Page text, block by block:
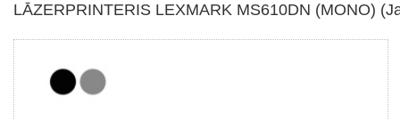
LĀZERPRINTERIS LEXMARK MS610DN (MONO)